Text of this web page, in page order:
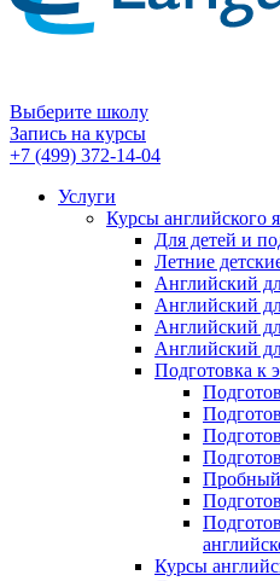
Выберите школу
Запись на курсы
+7 (499) 372-14-04
Услуги
Курсы английского
Для детей и
Летние
Английский
Английский
Английский
Английский
Подготовка к
Пробный
Курсы